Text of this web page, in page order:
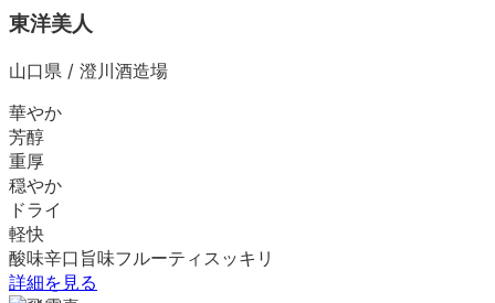
東洋美人
山口県 / 澄川酒造場
華やか
芳醇
重厚
穏やか
ドライ
軽快
酸味辛口 旨味フルーティ スッキリ
詳細を見る